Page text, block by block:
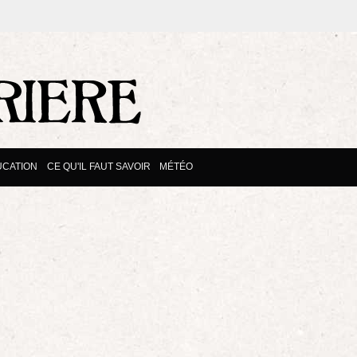
CE QU'IL FAUT SAVOIR MÉTÉO